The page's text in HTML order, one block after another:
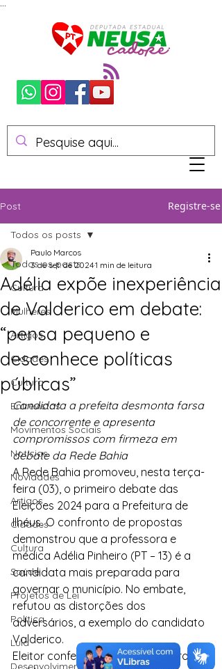
Post Registre-se
Todos os posts
Cultura
Mulheres
Artigos
Cidades
Cultura
Entrevistas
Movimentos Sociais
Notícias
Novidades
Artigos
Cidades
Cultura
Saúde
Projetos de Lei
Política
Lula
Desenvolvimento Territorial
Todos os posts
Adélia expõe inexperiência
de Valderico em debate:
“pensa pequeno e
desconhece políticas
públicas”
Paulo Marcos
3 de set. de 20241 min de leitura
Candidata a prefeita desmonta farsa
de concorrente e apresenta
compromissos com firmeza em
debate da Rede Bahia
A Rede Bahia promoveu, nesta terça-
feira (03), o primeiro debate das
Eleições 2024 para a Prefeitura de
Ilhéus. O confronto de propostas
demonstrou que a professora e
médica Adélia Pinheiro (PT – 13) é a
candidata mais preparada para
governar o município. No embate,
refutou as distorções dos
adversários, a exemplo do candidato
Valderico.
Eleitor confesso de Jair Bolsonaro,